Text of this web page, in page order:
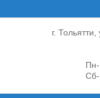
г.
Сб-